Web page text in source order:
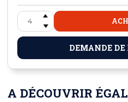
DEMANDE DE
A DÉCOUVRIR